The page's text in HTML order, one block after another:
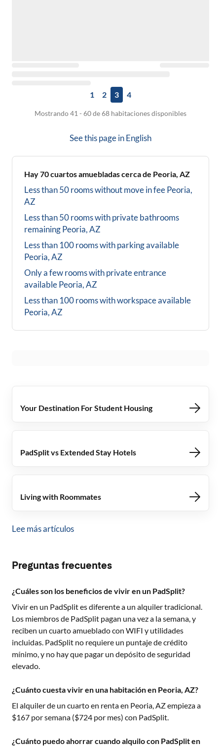
1 2 3 4
Mostrando 41 - 60 de 68 habitaciones disponibles
See this page inEnglish
Hay70cuartos amuebladas cerca de Peoria, AZ
Less than 50 rooms without move in feePeoria,
AZ
Less than 50 rooms with private bathrooms
remainingPeoria, AZ
Less than 100 rooms with parking available
Peoria, AZ
Only a few rooms with private entrance
availablePeoria, AZ
Less than 100 rooms with workspace available
Peoria, AZ
Your Destination For Student Housing
PadSplit vs Extended Stay Hotels
Living with Roommates
Lee más artículos
Preguntas frecuentes
¿Cuáles son los beneficios de vivir en un PadSplit?
Vivir en un PadSplit es diferente a un alquiler tradicional.
Los miembros de PadSplit pagan una vez a la semana, y
reciben un cuarto amueblado con WIFI y utilidades
incluidas. PadSplit no requiere un puntaje de crédito
mínimo, y no hay que pagar un depósito de seguridad
elevado.
¿Cuánto cuesta vivir en una habitación en Peoria, AZ?
El alquiler de un cuarto en renta en Peoria, AZempieza a
$167 por semana ($724 por mes) con PadSplit.
¿Cuánto puedo ahorrar cuando alquilo con PadSplit en